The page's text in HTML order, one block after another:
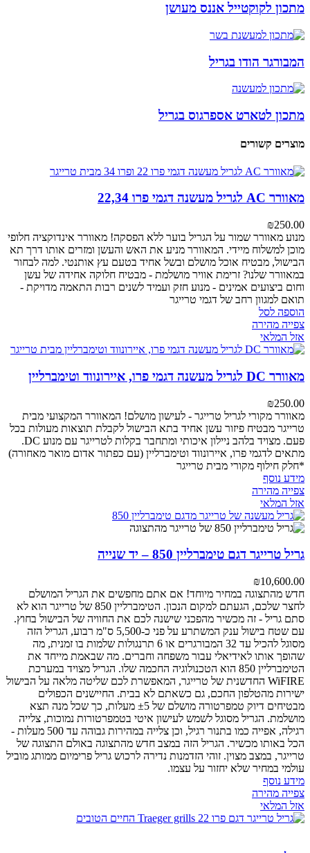
מתכון לקוקטייל אננס מעושן
המבורגר הודו בגריל
מתכון לטארט אספרגוס בגריל
מוצרים קשורים
מאוורר AC לגריל מעשנה דגמי פרו 22,34
₪250.00
מנוע מאוורר שמור על הגריל בוער ללא הפסקה! מאוורר אינדוקציה חלופי
מוכן למשלוח מיידי. המאוורר מניע את האש והעשן ומזרים אותו דרך תא
הבישול, מבטיח אוכל מושלם ובשל אחיד בטעם עץ אותנטי. למה לבחור
במאוורר שלנו? זרימת אוויר מושלמת - מבטיח חלוקה אחידה של עשן
וחום ביצועים אמינים - מנוע חזק ועמיד לשנים רבות התאמה מדויקת -
תואם למגוון רחב של דגמי טרייגר
הוספה לסל
צפייה מהירה
אזל המלאי
מאוורר DC לגריל מעשנה דגמי פרו, איירונווד וטימברליין
₪250.00
מאוורר מקורי לגריל טרייגר - לעישון מושלם! המאוורר המקצועי מבית
טרייגר מבטיח פיזור עשן אחיד בתא הבישול לקבלת תוצאות מעולות בכל
פעם. מצויד בלהב ניילון איכותי ומתחבר בקלות לטרייגר עם מנוע DC.
מתאים לדגמי פרו, איירונווד וטימברליין (עם כפתור אדום מואר מאחורה)
*חלק חילוף מקורי מבית טרייגר
מידע נוסף
צפייה מהירה
אזל המלאי
גריל טרייגר דגם טימברליין 850 – יד שנייה
₪10,600.00
חדש מהתצוגה במחיר מיוחד! אם אתם מחפשים את הגריל המושלם
לחצר שלכם, הגעתם למקום הנכון. הטימברליין 850 של טרייגר הוא לא
סתם גריל - זה מכשיר מהפכני שישנה לכם את החוויה של הבישול בחוץ.
עם שטח בישול ענק המשתרע על פני כ-5,500 ס"מ רבוע, הגריל הזה
מסוגל להכיל עד 32 המבורגרים או 6 תרנגולות שלמות בו זמנית, מה
שהופך אותו לאידיאלי עבור משפחה וחברים. מה שבאמת מייחד את
הטימברליין 850 הוא הטכנולוגיה החכמה שלו. הגריל מצויד במערכת
WiFIRE החדשנית של טרייגר, המאפשרת לכם שליטה מלאה על הבישול
ישירות מהטלפון החכם, גם כשאתם לא בבית. החיישנים הכפולים
מבטיחים דיוק טמפרטורה מושלם של ±5 מעלות, כך שכל מנה תצא
מושלמת. הגריל מסוגל לשמש לעישון איטי בטמפרטורות נמוכות, צלייה
רגילה, אפייה כמו בתנור רגיל, וכן צלייה במהירות גבוהה עד 500 מעלות -
הכל באותו מכשיר. הגריל הזה במצב חדש מהתצוגה באולם התצוגה של
טרייגר, במצב מצוין. זוהי הזדמנות נדירה לרכוש גריל פרימיום ממותג מוביל
עולמי במחיר שלא יחזור על עצמו.
מידע נוסף
צפייה מהירה
אזל המלאי